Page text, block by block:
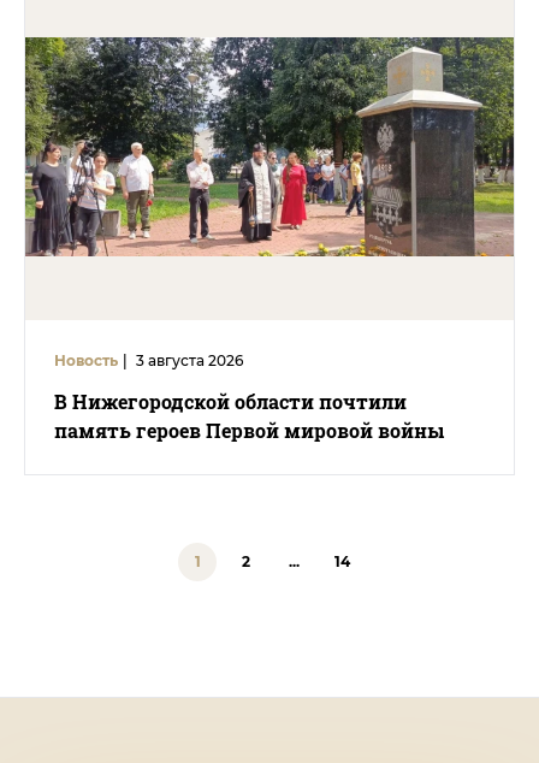
Новость 3 августа 2026
В Нижегородской области почтили
память героев Первой мировой войны
1 2 ... 14